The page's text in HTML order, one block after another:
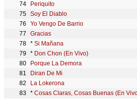
Periquito
Soy El Diablo
Yo Vengo De Barrio
Gracias
* Si Mañana
* Don Chon (En Vivo)
Porque La Demora
Diran De Mi
La Lokerona
* Cosas Claras, Cosas Buenas (En